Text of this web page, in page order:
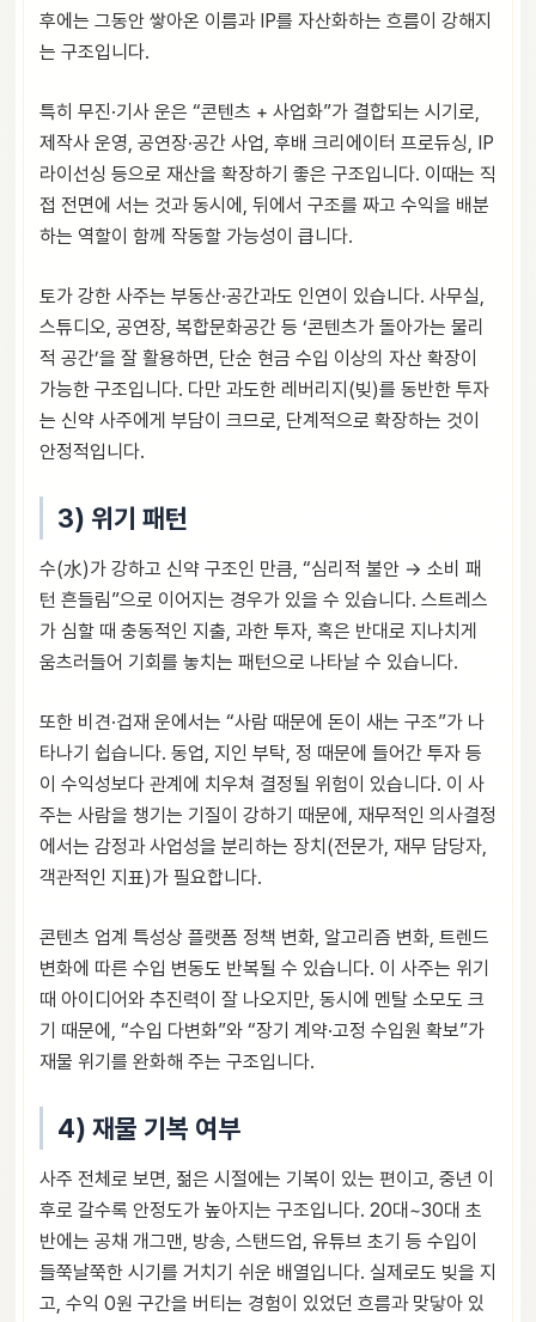
후에는 그동안 쌓아온 이름과 IP를 자산화하는 흐름이 강해지
는 구조입니다.
특히 무진·기사 운은 “콘텐츠 + 사업화”가 결합되는 시기로,
제작사 운영, 공연장·공간 사업, 후배 크리에이터 프로듀싱, IP
라이선싱 등으로 재산을 확장하기 좋은 구조입니다. 이때는 직
접 전면에 서는 것과 동시에, 뒤에서 구조를 짜고 수익을 배분
하는 역할이 함께 작동할 가능성이 큽니다.
토가 강한 사주는 부동산·공간과도 인연이 있습니다. 사무실,
스튜디오, 공연장, 복합문화공간 등 ‘콘텐츠가 돌아가는 물리
적 공간’을 잘 활용하면, 단순 현금 수입 이상의 자산 확장이
가능한 구조입니다. 다만 과도한 레버리지(빚)를 동반한 투자
는 신약 사주에게 부담이 크므로, 단계적으로 확장하는 것이
안정적입니다.
3) 위기 패턴
수(水)가 강하고 신약 구조인 만큼, “심리적 불안 → 소비 패
턴 흔들림”으로 이어지는 경우가 있을 수 있습니다. 스트레스
가 심할 때 충동적인 지출, 과한 투자, 혹은 반대로 지나치게
움츠러들어 기회를 놓치는 패턴으로 나타날 수 있습니다.
또한 비견·겁재 운에서는 “사람 때문에 돈이 새는 구조”가 나
타나기 쉽습니다. 동업, 지인 부탁, 정 때문에 들어간 투자 등
이 수익성보다 관계에 치우쳐 결정될 위험이 있습니다. 이 사
주는 사람을 챙기는 기질이 강하기 때문에, 재무적인 의사결정
에서는 감정과 사업성을 분리하는 장치(전문가, 재무 담당자,
객관적인 지표)가 필요합니다.
콘텐츠 업계 특성상 플랫폼 정책 변화, 알고리즘 변화, 트렌드
변화에 따른 수입 변동도 반복될 수 있습니다. 이 사주는 위기
때 아이디어와 추진력이 잘 나오지만, 동시에 멘탈 소모도 크
기 때문에, “수입 다변화”와 “장기 계약·고정 수입원 확보”가
재물 위기를 완화해 주는 구조입니다.
4) 재물 기복 여부
사주 전체로 보면, 젊은 시절에는 기복이 있는 편이고, 중년 이
후로 갈수록 안정도가 높아지는 구조입니다. 20대~30대 초
반에는 공채 개그맨, 방송, 스탠드업, 유튜브 초기 등 수입이
들쭉날쭉한 시기를 거치기 쉬운 배열입니다. 실제로도 빚을 지
고, 수익 0원 구간을 버티는 경험이 있었던 흐름과 맞닿아 있